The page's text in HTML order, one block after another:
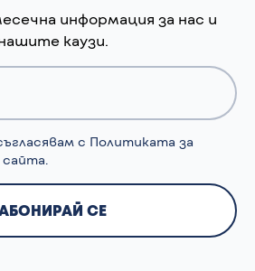
информация за нас и
каузи.
с Политиката за
сайта.